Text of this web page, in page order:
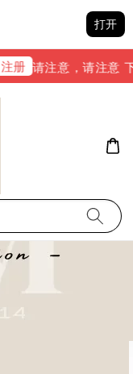
打开
注册 请注意，请注意